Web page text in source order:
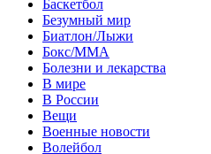
Баскетбол
Безумный мир
Биатлон/Лыжи
Бокс/MMA
Болезни и лекарства
В мире
В России
Вещи
Военные новости
Волейбол